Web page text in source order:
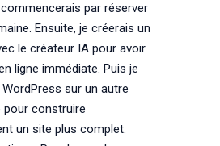
par réserver
Ensuite, je créerais un
le créateur IA pour avoir
ligne immédiate. Puis je
sur un autre
construire
un site plus complet.